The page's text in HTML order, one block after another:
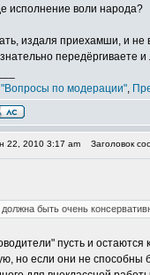
исполнение воли народа?
издаля приехамши, и не
передёргиваете
"Вопросы по модерации",
22, 2010 3:17 am Заголовок
должна быть очень
пусть и
но если они не способны